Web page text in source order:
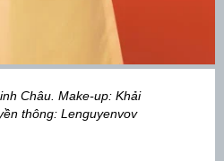
Châu. Make-up: Khải
thông: Lenguyenvov